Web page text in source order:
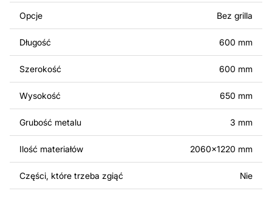
Można używać tych plików do tworzenia gotowych
produktów zarówno do użytku osobistego, jak i
komercyjnego, w tym do sprzedaży produktów
wykonanych na podstawie tych projektów. Należy
jednak pamiętać, że odsprzedaż lub udostępnianie
oryginalnych bądź zmodyfikowanych plików jest
surowo zabronione.
Za dodatkową opłatą możemy dostosować projekt
albo wprowadzenie innych modyfikacji według Twoich
metalowego produktu, skontaktuj się z nami.
Opcje Bez grilla
Długość 600 mm
Szerokość 600 mm
Wysokość 650 mm
Grubość metalu 3 mm
Ilość materiałów 2060x1220 mm
Części, które trzeba zgiąć Nie